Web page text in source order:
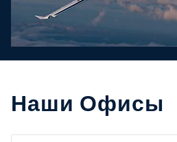
Наши Офисы